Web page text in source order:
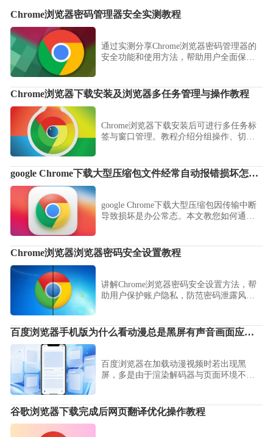
Chrome浏览器密码管理器安全实测教程
通过实测分享Chrome浏览器密码管理器的
安全功能和使用方法，帮助用户全面保护
Chrome浏览器下载安装及浏览器多任务管理与操作教程
Chrome浏览器下载安装后可进行多任务标
签与窗口管理。教程介绍分组操作、切换
google Chrome下载大型压缩包文件经常自动报错损坏怎么办
google Chrome下载大型压缩包因传输中断
导致损坏是办公常态。本文教您如何通过
包的重组与完整性恢复。
Chrome浏览器浏览器密码安全设置教程
讲解Chrome浏览器密码安全设置方法，帮
助用户保护账户隐私，防范密码泄露风
百度浏览器手机版为什么看动漫总是黑屏有声音画面应该怎么调
百度浏览器在加载动漫视频时若出现黑
屏，多是由于渲染解码器与页面环境不兼
动漫体验。
谷歌浏览器下载完成后网页翻译优化操作教程